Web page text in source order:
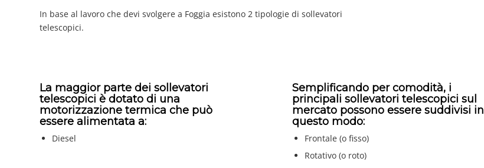
In base al lavoro che devi svolgere a Foggia esistono 2 tipologie di sollevatori
telescopici.
La maggior parte dei sollevatori
telescopici è dotato di una
motorizzazione termica che può
essere alimentata a:
Diesel
Semplificando per comodità, i
principali sollevatori telescopici sul
mercato possono essere suddivisi in
questo modo:
Frontale (o fisso)
Rotativo (o roto)